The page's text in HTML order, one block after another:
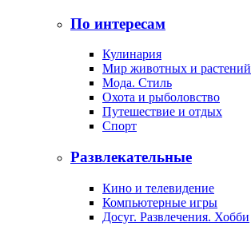
По интересам
Кулинария
Мир животных и растений
Мода. Стиль
Охота и рыболовство
Путешествие и отдых
Спорт
Развлекательные
Кино и телевидение
Компьютерные игры
Досуг. Развлечения. Хобби